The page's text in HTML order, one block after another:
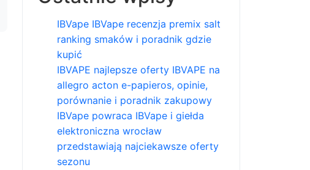
IBVape IBVape recenzja premix salt
ranking smaków i poradnik gdzie
kupić
IBVAPE najlepsze oferty IBVAPE na
allegro acton e-papieros, opinie,
porównanie i poradnik zakupowy
IBVape powraca IBVape i giełda
elektroniczna wrocław
przedstawiają najciekawsze oferty
sezonu